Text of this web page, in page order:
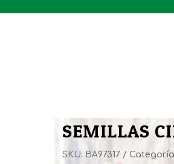
SEMILLAS
SKU: BA97317